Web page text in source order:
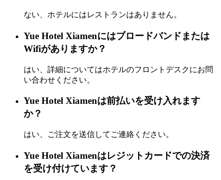
ない、ホテルにはレストランはありません。
Yue Hotel Xiamenにはブロードバンドまたは
Wifiがありますか？
はい、詳細についてはホテルのフロントデスクにお問
い合わせください。
Yue Hotel Xiamenは前払いを受け入れます
か？
はい、ご注文を送信してご連絡ください。
Yue Hotel Xiamenはレジットカードでの決済
を受け付けています？